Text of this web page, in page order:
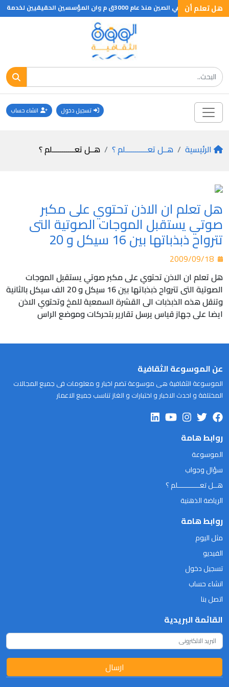
هل تعلم أن
البريدية وان اول طابع بريد يرجع الى عام 1840م ويحمل صور الملكة فيكتوريا وان جمع طوابع البريد يرجع الى عام 1964م
تسجيل دخول انشاء حساب
الرئيسية هــل تعـــــــــــلم ؟ هــل تعـــــــــــلم ؟
هل تعلم ان الاذن تحتوي على مكبر
صوتي يستقبل الموجات الصوتية التى
تترواح ذبذباتها بين 16 سيكل و 20
هل تعلم ان الاذن تحتوي على مكبر صوتي يستقبل الموجات
الصوتية التى تترواح ذبذباتها بين 16 سيكل و 20 الف سيكل بالثانية
وتنقل هذه الذبذبات الى القشرة السمعية للمخ وتحتوي الاذن
ايضا على جهاز قياس يرسل تقارير بتحركات وموضع الراس
عن الموسوعة الثقافية
الموسوعة الثقافية هى موسوعة تضم اخبار و معلومات فى جميع المجالات
المختلفة و احدث الاخبار و اختبارات و الغاز تناسب جميع الاعمار
روابط هامة
الموسوعة
سؤال وجواب
هــل تعـــــــــــلم ؟
الرياضة الذهنية
روابط هامة
مثل اليوم
الفيديو
تسجيل دخول
انشاء حساب
اتصل بنا
القائمة البريدية
ارسال